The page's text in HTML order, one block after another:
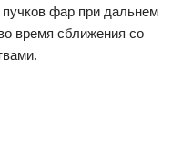
фар при дальнем
время сближения со